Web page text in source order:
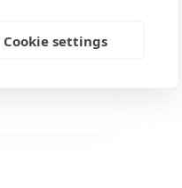
Cookie settings